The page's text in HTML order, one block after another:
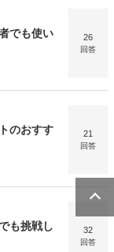
でも使い
26
回答
のおすす
21
回答
も挑戦し
32
回答